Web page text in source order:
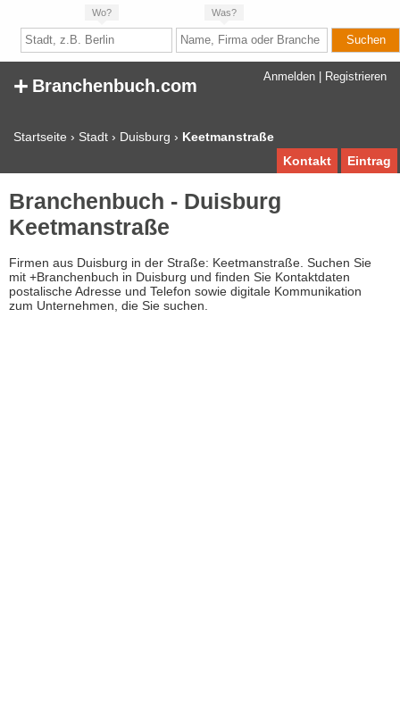
Wo? Was?
Anmelden Registrieren
+ Branchenbuch.com
Startseite › Stadt › Duisburg › Keetmanstraße
Eintrag
Kontakt
Branchenbuch - Duisburg
Keetmanstraße
Firmen aus Duisburg in der Straße: Keetmanstraße. Suchen Sie
mit +Branchenbuch in Duisburg und finden Sie Kontaktdaten
postalische Adresse und Telefon sowie digitale Kommunikation
zum Unternehmen, die Sie suchen.